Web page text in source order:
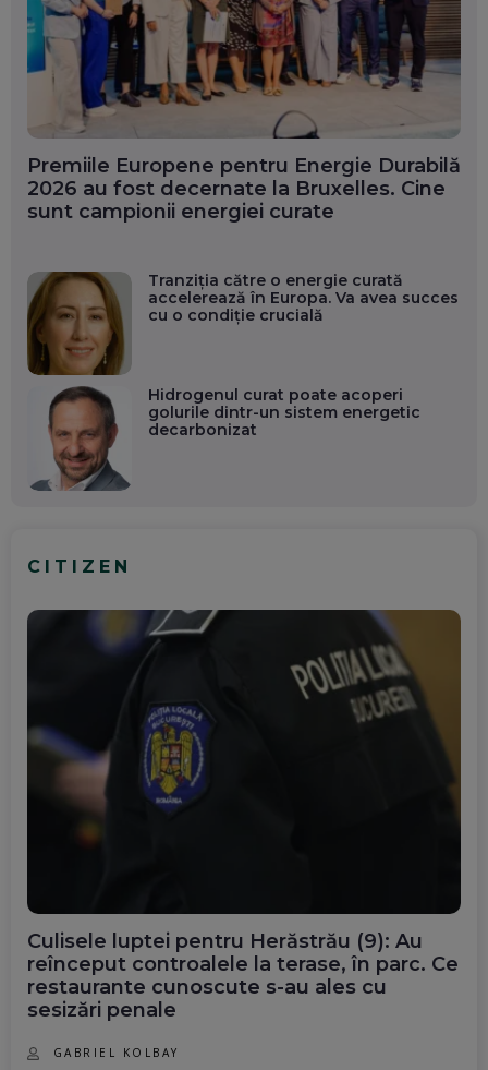
Premiile Europene pentru Energie Durabilă
2026 au fost decernate la Bruxelles. Cine
sunt campionii energiei curate
Tranziția către o energie curată
accelerează în Europa. Va avea succes
cu o condiție crucială
Hidrogenul curat poate acoperi
golurile dintr-un sistem energetic
decarbonizat
CITIZEN
Culisele luptei pentru Herăstrău (9): Au
reînceput controalele la terase, în parc. Ce
restaurante cunoscute s-au ales cu
sesizări penale
GABRIEL KOLBAY